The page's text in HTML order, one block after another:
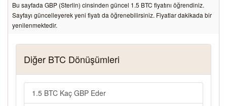
Bu sayfada GBP (Sterlin) cinsinden güncel 1.5 BTC fiyatını öğrendiniz.
Sayfayı güncelleyerek yeni fiyatı da öğrenebilirsiniz. Fiyatlar dakikada bir
yenilenmektedir.
Diğer BTC Dönüşümleri
1.5 BTC Kaç GBP Eder